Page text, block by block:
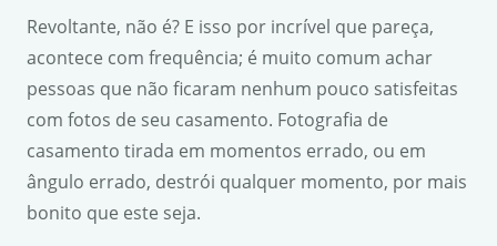
Revoltante, não é? E isso por incrível que pareça,
acontece com frequência; é muito comum achar
pessoas que não ficaram nenhum pouco satisfeitas
com fotos de seu casamento. Fotografia de
casamento tirada em momentos errado, ou em
ângulo errado, destrói qualquer momento, por mais
bonito que este seja.